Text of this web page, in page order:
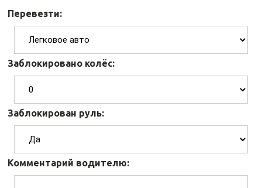
Перевезти:
Заблокировано колёс:
Заблокирован руль:
Комментарий водителю: